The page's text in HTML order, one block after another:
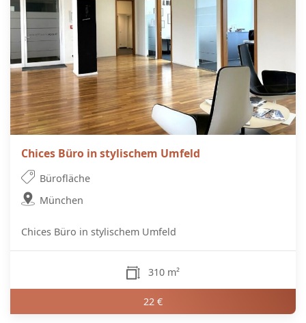
Chices Büro in stylischem Umfeld
Bürofläche
München
Chices Büro in stylischem Umfeld
310 m²
22 €